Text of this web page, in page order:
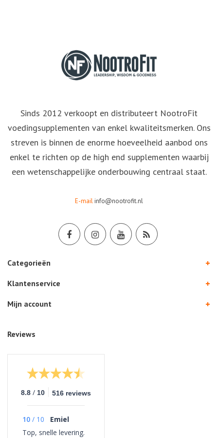
Sinds 2012 verkoopt en distributeert NootroFit
voedingsupplementen van enkel kwaliteitsmerken. Ons
streven is binnen de enorme hoeveelheid aanbod ons
enkel te richten op de high end supplementen waarbij
een wetenschappelijke onderbouwing centraal staat.
E-mailinfo@nootrofit.nl
Categorieën
Klantenservice
Mijn account
Reviews
8.8 / 10 516 reviews
10 / 10
Emiel
Top, snelle levering.